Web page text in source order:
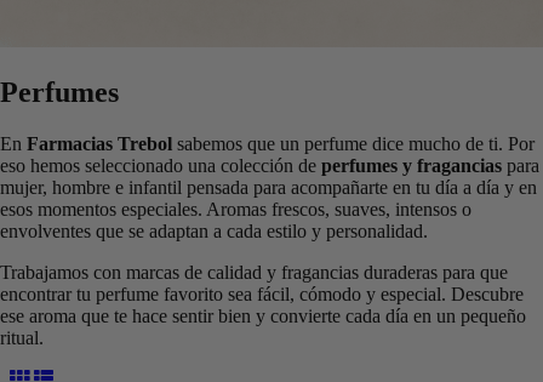
Perfumes
En Farmacias Trebol sabemos que un perfume dice mucho de ti. Por
eso hemos seleccionado una colección de perfumes y fragancias para
mujer, hombre e infantil pensada para acompañarte en tu día a día y en
esos momentos especiales. Aromas frescos, suaves, intensos o
envolventes que se adaptan a cada estilo y personalidad.
Trabajamos con marcas de calidad y fragancias duraderas para que
encontrar tu perfume favorito sea fácil, cómodo y especial. Descubre
ese aroma que te hace sentir bien y convierte cada día en un pequeño
ritual.